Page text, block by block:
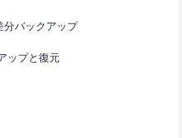
バックアップ
ップと復元